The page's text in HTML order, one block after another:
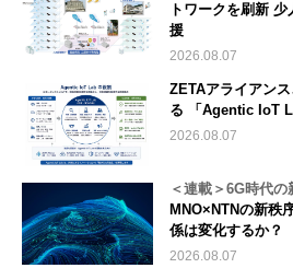
トワークを刷新
援
2026.08.07
ZETAアライアン
る 「Agentic IoT
2026.08.07
＜連載＞6G時代の
MNO×NTNの新秩
係は変化するか？
2026.08.07